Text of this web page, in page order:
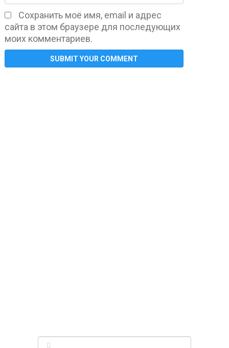
Сохранить моё имя, email и адрес
сайта в этом браузере для последующих
моих комментариев.